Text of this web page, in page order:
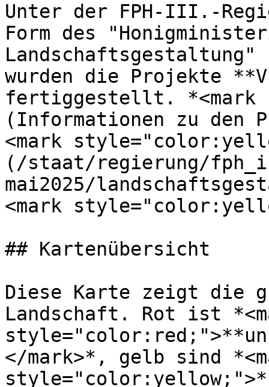
Unter der FPH-III.-
Form des
wurden die Projekte
fertiggestellt. *<mark
(Informationen zu den
<mark
(/staat/regierung/
mai2025/
<mark
## Kartenübersicht
Diese Karte zeigt die
Landschaft. Rot ist
</mark>*, gelb sind